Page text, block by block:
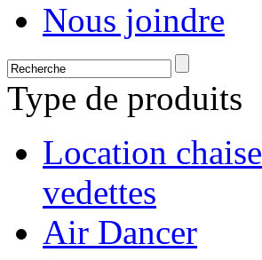
Nous joindre
Type de produits
Location
vedettes
Air Dancer